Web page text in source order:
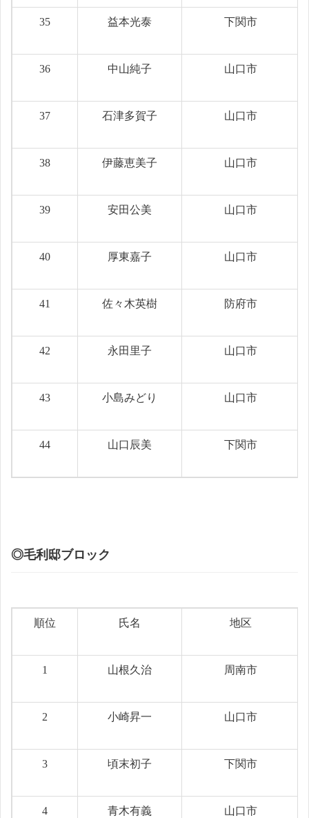
35 益本光泰 下関市
36 中山純子 山口市
37 石津多賀子 山口市
38 伊藤恵美子 山口市
39 安田公美 山口市
40 厚東嘉子 山口市
41 佐々木英樹 防府市
42 永田里子 山口市
43 小島みどり 山口市
44 山口辰美 下関市
◎毛利邸ブロック
順位 氏名 地区
1 山根久治 周南市
2 小崎昇一 山口市
3 頃末初子 下関市
4 青木有義 山口市